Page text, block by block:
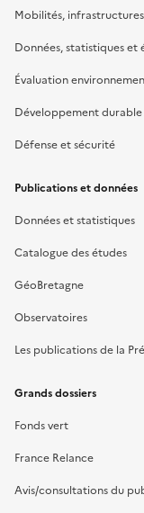
Mobilités,
Données, statistiques et
Évaluation
Développement
Défense et sécurité
Publications et données
Données et statistiques
Catalogue des études
GéoBretagne
Observatoires
Les publications de la
Grands dossiers
Fonds vert
France Relance
Avis/consultations du